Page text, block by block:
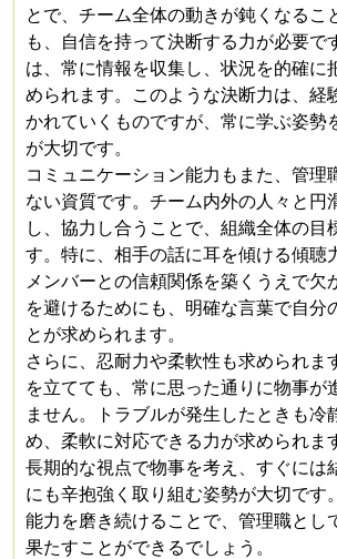
とで、チーム全体の動きが鈍くなるこ
も、自信を持って決断する力が必要で
は、常に情報を収集し、状況を的確に
められます。このような決断力は、経
かれていくものですが、常に学ぶ姿勢
が大切です。
コミュニケーション能力もまた、管理
ない資質です。チーム内外の人々と円
し、協力し合うことで、組織全体の目
す。特に、相手の話に耳を傾ける傾聴
メンバーとの信頼関係を築くうえで欠
を避けるためにも、明確な言葉で自分
とが求められます。
さらに、忍耐力や柔軟性も求められま
を立てても、常に思った通りに物事が
ません。トラブルが発生したときも冷
め、柔軟に対応できる力が求められま
長期的な視点で物事を考え、すぐには
にも辛抱強く取り組む姿勢が大切です
能力を磨き続けることで、管理職とし
果たすことができるでしょう。